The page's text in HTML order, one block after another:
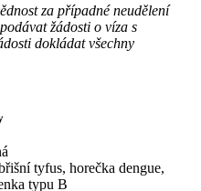
za případné neudělení
žádosti o víza s
dokládat všechny
tyfus, horečka dengue,
typu B